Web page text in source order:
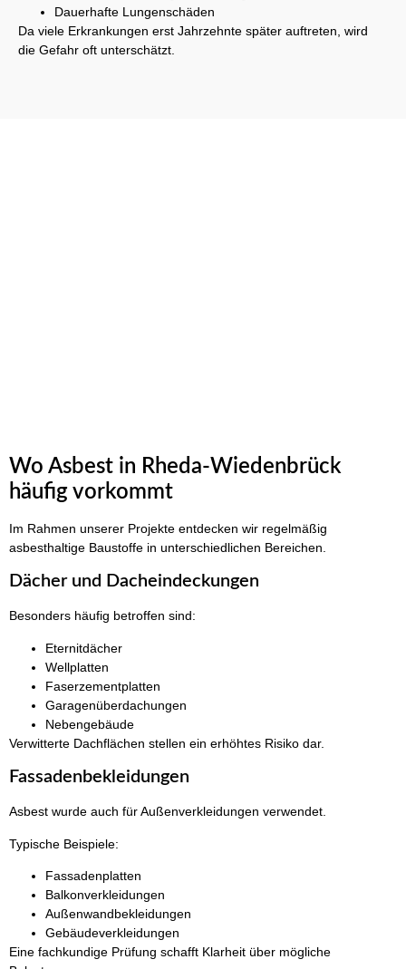
Dauerhafte Lungenschäden
Da viele Erkrankungen erst Jahrzehnte später auftreten, wird
die Gefahr oft unterschätzt.
Wo Asbest in Rheda-Wiedenbrück
häufig vorkommt
Im Rahmen unserer Projekte entdecken wir regelmäßig
asbesthaltige Baustoffe in unterschiedlichen Bereichen.
Dächer und Dacheindeckungen
Besonders häufig betroffen sind:
Eternitdächer
Wellplatten
Faserzementplatten
Garagenüberdachungen
Nebengebäude
Verwitterte Dachflächen stellen ein erhöhtes Risiko dar.
Fassadenbekleidungen
Asbest wurde auch für Außenverkleidungen verwendet.
Typische Beispiele:
Fassadenplatten
Balkonverkleidungen
Außenwandbekleidungen
Gebäudeverkleidungen
Eine fachkundige Prüfung schafft Klarheit über mögliche